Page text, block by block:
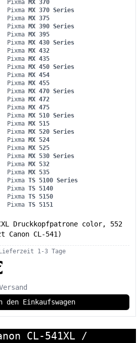
Pixma MX 370
Pixma MX 370 Series
Pixma MX 375
Pixma MX 390 Series
Pixma MX 395
Pixma MX 430 Series
Pixma MX 432
Pixma MX 435
Pixma MX 450 Series
Pixma MX 454
Pixma MX 455
Pixma MX 470 Series
Pixma MX 472
Pixma MX 475
Pixma MX 510 Series
Pixma MX 515
Pixma MX 520 Series
Pixma MX 524
Pixma MX 525
Pixma MX 530 Series
Pixma MX 532
Pixma MX 535
Pixma TS 5100 Series
Pixma TS 5140
Pixma TS 5150
Pixma TS 5151
Druckkopfpatrone color, 552
Canon CL-541)
1-3 Tage
den Einkaufswagen
CL-541XL /